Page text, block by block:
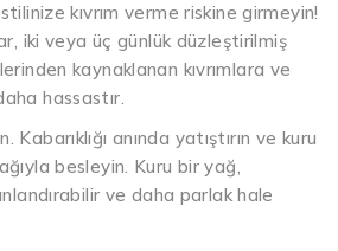
stilinize kıvrım verme riskine girmeyin!
iki veya üç günlük düzleştirilmiş
kaynaklanan kıvrımlara ve
hassastır.
Kabarıklığı anında yatıştırın ve kuru
besleyin. Kuru bir yağ,
ve daha parlak hale